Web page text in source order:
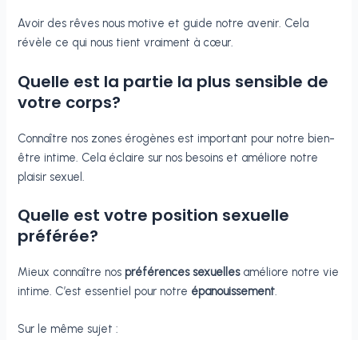
Avoir des rêves nous motive et guide notre avenir. Cela
révèle ce qui nous tient vraiment à cœur.
Quelle est la partie la plus sensible de
votre corps?
Connaître nos zones érogènes est important pour notre bien-
être intime. Cela éclaire sur nos besoins et améliore notre
plaisir sexuel.
Quelle est votre position sexuelle
préférée?
Mieux connaître nos préférences sexuellesaméliore notre vie
intime. C’est essentiel pour notre épanouissement.
Sur le même sujet :